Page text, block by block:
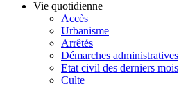
Vie quotidienne
Accès
Urbanisme
Arrêtés
Démarches administratives
Etat civil des derniers mois
Culte